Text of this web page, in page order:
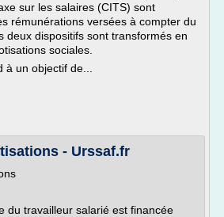
sur les salaires (CITS) sont
rémunérations versées à compter du
deux dispositifs sont transformés en
sociales.
un objectif de...
- Urssaf.fr
du travailleur salarié est financée